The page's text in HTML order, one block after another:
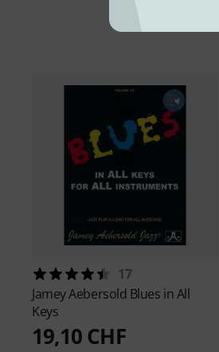
17
Jamey Aebersold Blues in All
Keys
19,10 CHF